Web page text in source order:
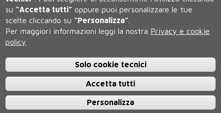
Università degli Studi di Siena
Rettorato, via Banchi di Sotto 55, 53100 Siena ITALIA
P.IVA 00273530527 | C.F. 80002070524 | Caselle Pec: Posta
Elettronica Certificata
0577 235555 (dal lunedì al venerdì dalle 9.30 alle 10.30)
su “Accetta tutti” oppure puoi personalizzare le tue
scelte cliccando su “Personalizza”
Per maggiori informazioni leggi la nostra Privacy e cookie
policy
Solo cookie tecnici
Accetta tutti
Personalizza